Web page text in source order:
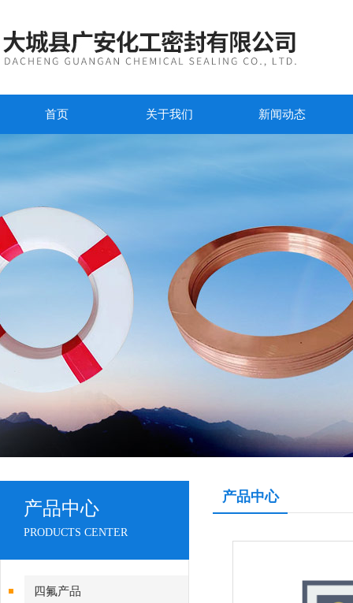
首页 关于我们 新闻动态
产品中心
PRODUCTS CENTER
四氟产品
产品中心